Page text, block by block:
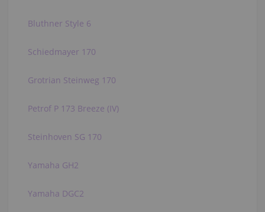
Bluthner Style 6
Schiedmayer 170
Grotrian Steinweg 170
Petrof P 173 Breeze (IV)
Steinhoven SG 170
Yamaha GH2
Yamaha DGC2